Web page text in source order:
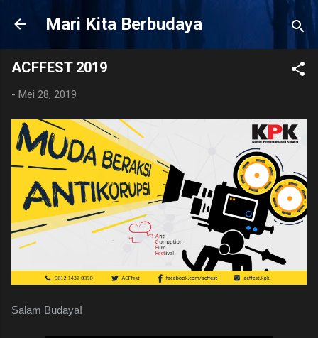
Langsung ke
Mari Kita Berbudaya
ACFFEST 2019
- Mei 28, 2019
Salam Budaya!